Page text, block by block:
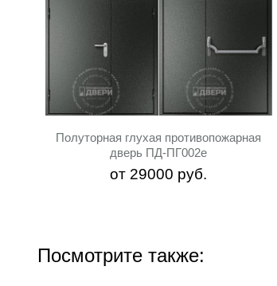
Полуторная глухая противопожарная
дверь ПД-ПГ002e
от 29000 руб.
Посмотрите также: